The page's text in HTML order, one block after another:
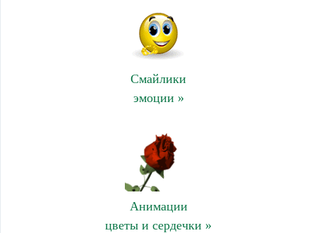
Смайлики
эмоции »
Анимации
цветы и сердечки »